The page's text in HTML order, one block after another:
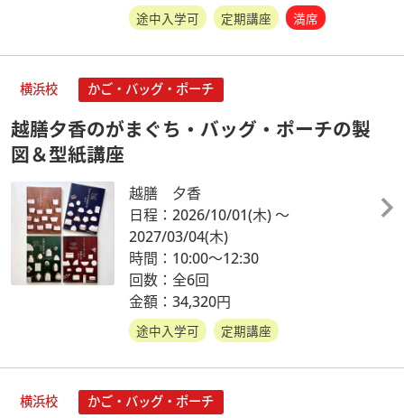
途中入学可 定期講座 満席
横浜校 かご・バッグ・ポーチ
越膳夕香のがまぐち・バッグ・ポーチの製
図＆型紙講座
越膳 夕香
日程：2026/10/01(木)～
2027/03/04(木)
時間：10:00～12:30
回数：全6回
金額：34,320円
途中入学可 定期講座
横浜校 かご・バッグ・ポーチ